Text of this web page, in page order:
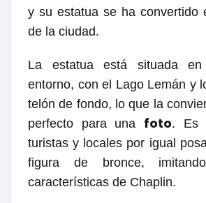
y su estatua se ha convertido
de la ciudad.
La estatua está situada
entorno, con el Lago Lemán y
telón de fondo, lo que la
perfecto para una foto. Es
turistas y locales por igual
figura de bronce,
características de Chaplin.